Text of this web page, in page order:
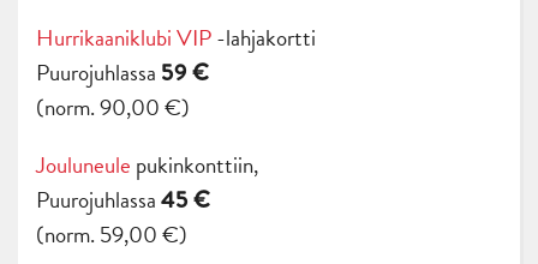
Hurrikaaniklubi VIP-lahjakortti
Puurojuhlassa 59 €
(norm. 90,00 €)
Jouluneule pukinkonttiin,
Puurojuhlassa45 €
(norm. 59,00 €)